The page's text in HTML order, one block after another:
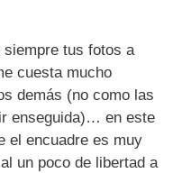
siempre tus fotos a
cuesta mucho
demás (no como las
enseguida)… en este
el encuadre es muy
un poco de libertad a